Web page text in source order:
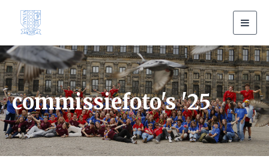
commissiefoto's '25